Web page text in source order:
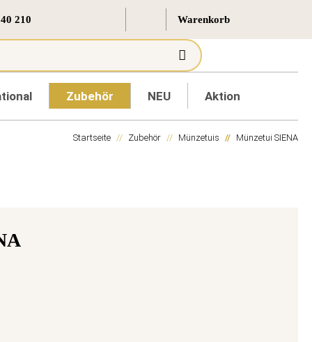
210
Zubehör NEU Aktion
Startseite Zubehör Münzetuis Münzetui SIENA